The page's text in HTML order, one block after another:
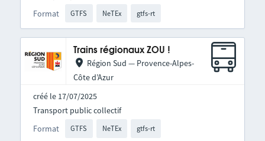
Format GTFS NeTEx gtfs-rt
Trains régionaux ZOU !
Région Sud — Provence-Alpes-
Côte d’Azur
créé le 17/07/2025
Format GTFS NeTEx gtfs-rt
Transport public collectif